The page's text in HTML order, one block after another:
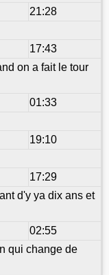
21:28
17:43
on a fait le tour
01:33
19:10
17:29
d'y ya dix ans et
02:55
qui change de